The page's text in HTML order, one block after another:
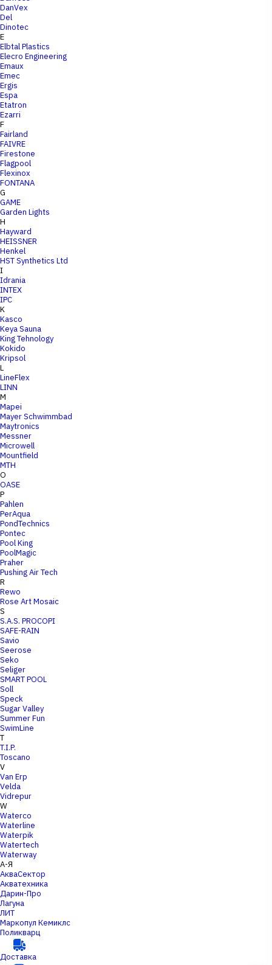
DanVex
Del
Dinotec
E
Elbtal Plastics
Elecro Engineering
Emaux
Emec
Ergis
Espa
Etatron
Ezarri
F
Fairland
FAIVRE
Firestone
Flagpool
Flexinox
FONTANA
G
GAME
Garden Lights
H
Hayward
HEISSNER
Henkel
HST Synthetics Ltd
I
Idrania
INTEX
IPC
K
Kasco
Keya Sauna
King Tehnology
Kokido
Kripsol
L
LineFlex
LINN
M
Mapei
Mayer Schwimmbad
Maytronics
Messner
Microwell
Mountfield
MTH
O
OASE
P
Pahlen
PerAqua
PondTechnics
Pontec
Pool King
PoolMagic
Praher
Pushing Air Tech
R
Rewo
Rose Art Mosaic
S
S.A.S. PROCOPI
SAFE-RAIN
Savio
Seerose
Seko
Seliger
SMART POOL
Soll
Speck
Sugar Valley
Summer Fun
SwimLine
T
T.I.P.
Toscano
V
Van Erp
Velda
Vidrepur
W
Waterco
Waterline
Waterpik
Watertech
Waterway
А-Я
АкваСектор
Акватехника
Дарин-Про
Лагуна
ЛИТ
Маркопул Кемиклс
Поликварц
Доставка